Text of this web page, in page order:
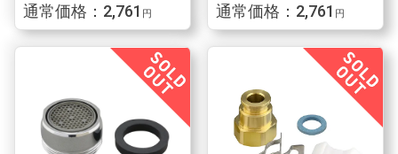
通常価格：2,761 円 通常価格：2,761 円